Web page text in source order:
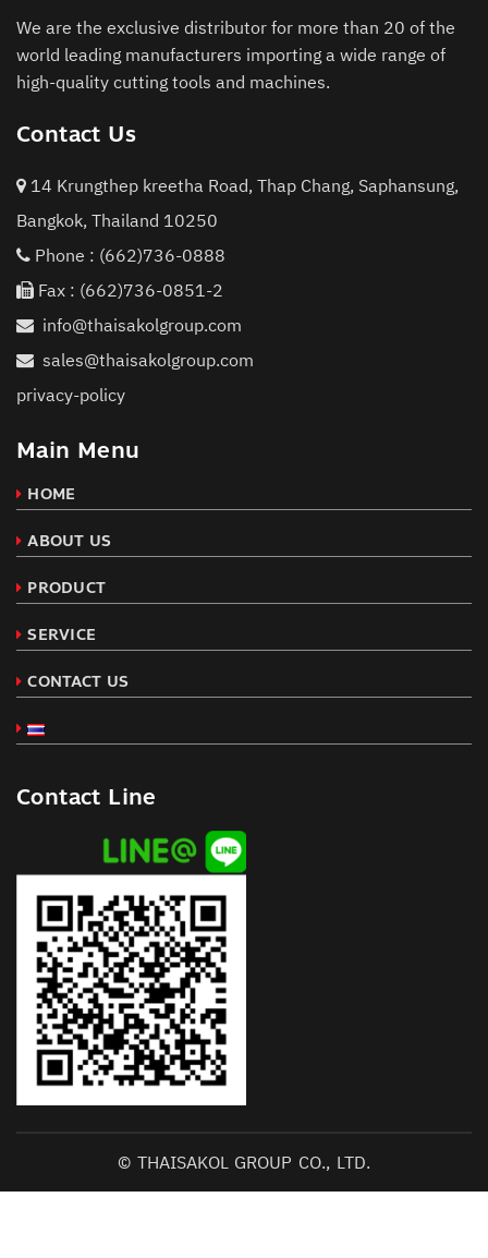
We are the exclusive distributor for more than 20 of the
world leading manufacturers importing a wide range of
high-quality cutting tools and machines.
Contact Us
14 Krungthep kreetha Road, Thap Chang, Saphansung,
Bangkok, Thailand 10250
Phone : (662)736-0888
Fax : (662)736-0851-2
info@thaisakolgroup.com
sales@thaisakolgroup.com
privacy-policy
Main Menu
HOME
ABOUT US
PRODUCT
SERVICE
CONTACT US
Contact Line
© THAISAKOL GROUP CO., LTD.